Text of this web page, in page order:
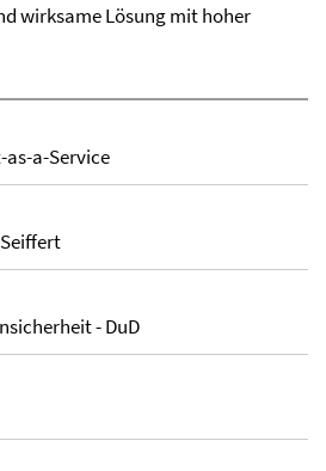
wirksame Lösung mit hoher
a-Service
- DuD